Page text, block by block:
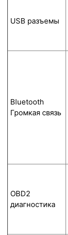
USB разъемы
Bluetooth
Громкая связь
OBD2
диагностика